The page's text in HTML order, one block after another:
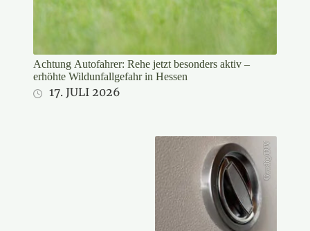
Achtung Autofahrer: Rehe jetzt besonders aktiv –
erhöhte Wildunfallgefahr in Hessen
17. JULI 2026
Gaudig/DJV